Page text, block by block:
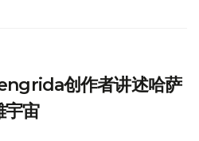
创作者讲述哈萨
宇宙